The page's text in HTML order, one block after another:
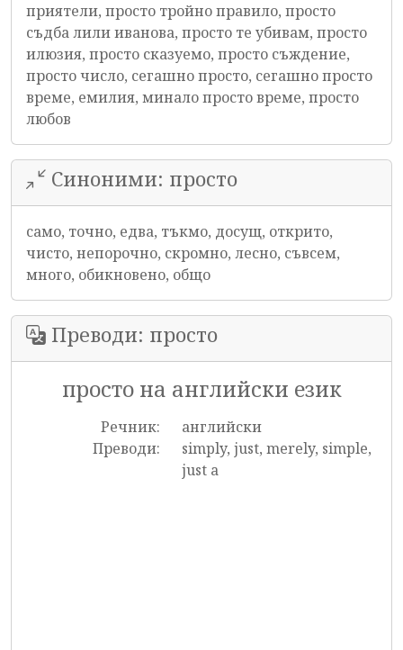
приятели, просто тройно правило, просто
съдба лили иванова, просто те убивам, просто
илюзия, просто сказуемо, просто съждение,
просто число, сегашно просто, сегашно просто
време, емилия, минало просто време, просто
любов
Синоними: просто
само, точно, едва, тъкмо, досущ, открито,
чисто, непорочно, скромно, лесно, съвсем,
много, обикновено, общо
Преводи: просто
просто на английски език
Речник:
английски
Преводи:
simply, just, merely, simple,
just a